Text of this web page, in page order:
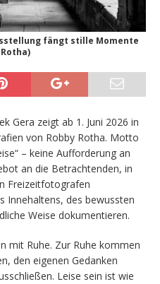
fängt stille Momente
Gera zeigt ab 1. Juni 2026 in
von Robby Rotha. Motto
– keine Aufforderung an
an die Betrachtenden, in
Freizeitfotografen
Innehaltens, des bewussten
Weise dokumentieren.
mit Ruhe. Zur Ruhe kommen
den eigenen Gedanken
Leise sein ist wie